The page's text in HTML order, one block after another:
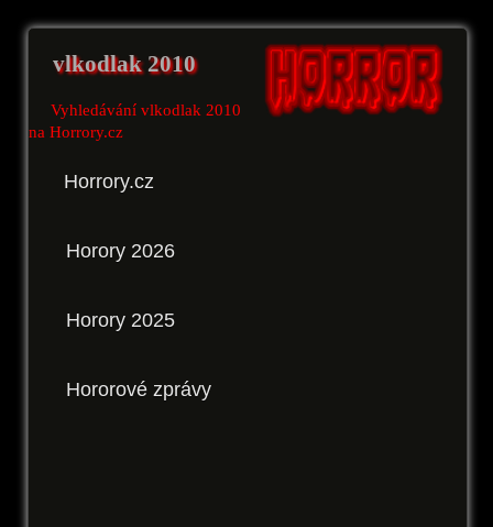
vlkodlak 2010
Vyhledávání vlkodlak 2010
na Horrory.cz
Horrory.cz
Horory 2026
Horory 2025
Hororové zprávy